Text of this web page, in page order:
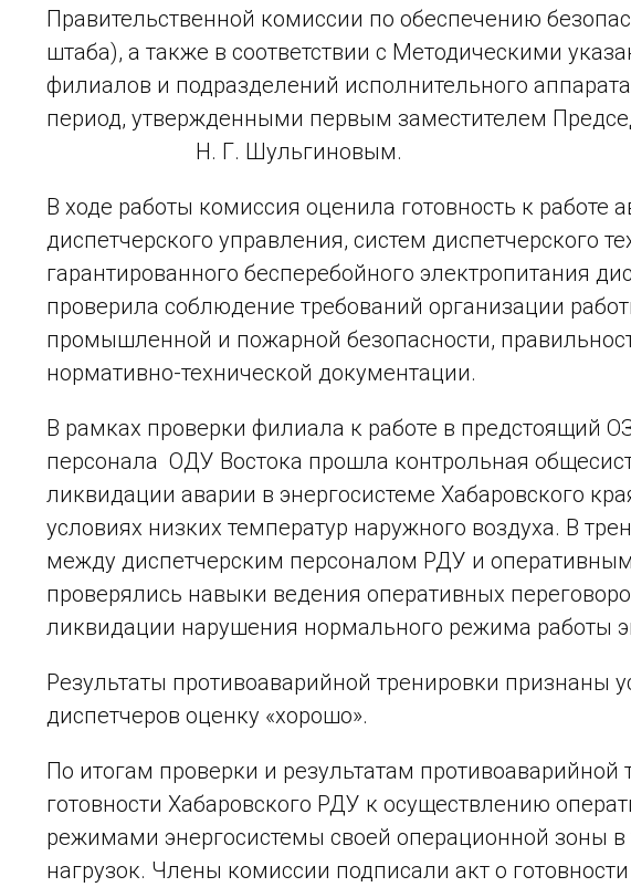
Правительственной комиссии по обеспечению
штаба), а также в соответствии с Методическими
филиалов и подразделений исполнительного
период, утвержденными первым заместителем
Н. Г. Шульгиновым.
В ходе работы комиссия оценила готовность к работе
диспетчерского управления, систем диспетчерского
гарантированного бесперебойного электропитания
проверила соблюдение требований организации
промышленной и пожарной безопасности,
нормативно-технической документации.
В рамках проверки филиала к работе в предстоящий
персонала ОДУ Востока прошла контрольная
ликвидации аварии в энергосистеме Хабаровского
условиях низких температур наружного воздуха. В
между диспетчерским персоналом РДУ и
проверялись навыки ведения оперативных
ликвидации нарушения нормального режима работы
Результаты противоаварийной тренировки
диспетчеров оценку «хорошо».
По итогам проверки и результатам
готовности Хабаровского РДУ к осуществлению
режимами энергосистемы своей операционной зоны
нагрузок. Члены комиссии подписали акт о